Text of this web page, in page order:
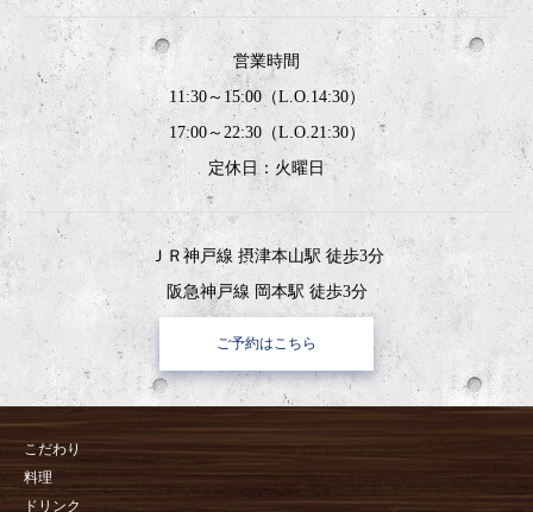
営業時間
11:30～15:00（L.O.14:30）
17:00～22:30（L.O.21:30）
定休日：火曜日
ＪＲ神戸線 摂津本山駅 徒歩3分
阪急神戸線 岡本駅 徒歩3分
ご予約はこちら
こだわり
料理
ドリンク